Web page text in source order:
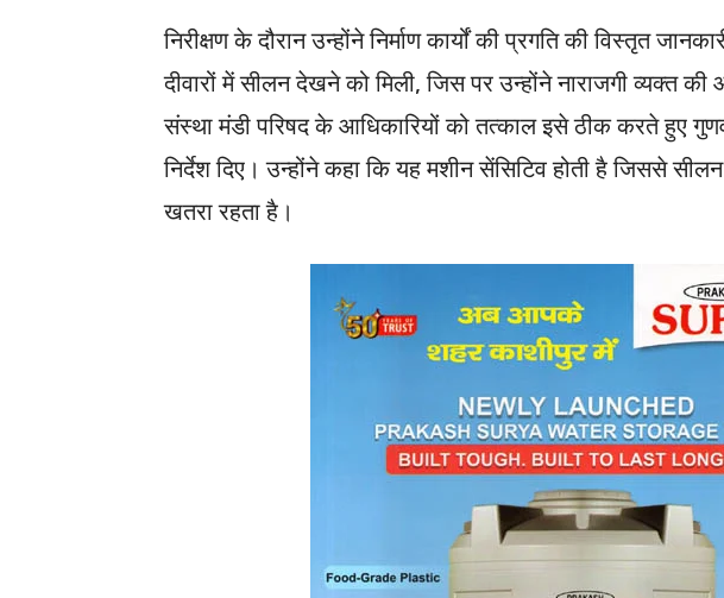
निरीक्षण के दौरान उन्होंने निर्माण कार्यों की प्रगति की विस्तृत
दीवारों में सीलन देखने को मिली, जिस पर उन्होंने नाराजगी व्यक्त की
संस्था मंडी परिषद के आधिकारियों को तत्काल इसे ठीक करते हुए
निर्देश दिए। उन्होंने कहा कि यह मशीन सेंसिटिव होती है जिससे
खतरा रहता है।